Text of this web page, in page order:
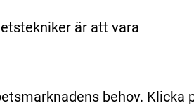
är att vara
behov. Klicka